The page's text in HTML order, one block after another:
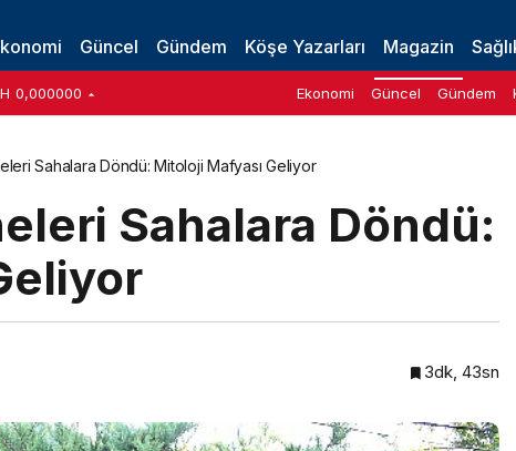
Güncel Gündem Köşe Yazarları Magazin
0,000000 Ekonomi Güncel Gündem
Sahalara Döndü: Mitoloji Mafyası Geliyor
Sahalara Döndü:
3dk, 43sn